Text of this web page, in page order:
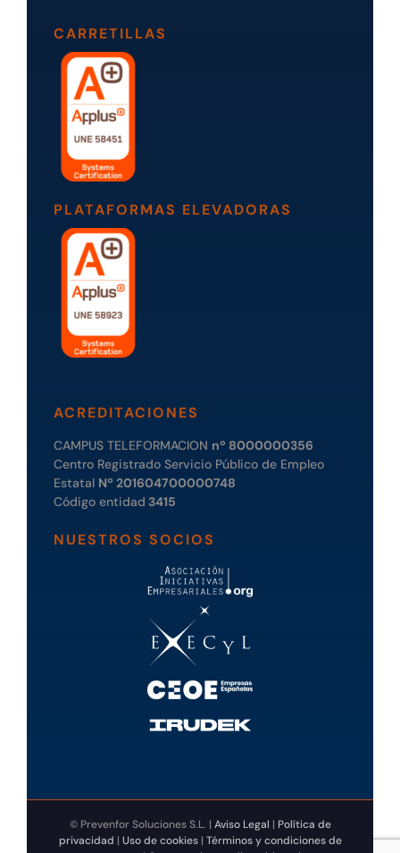
CARRETILLAS
PLATAFORMAS ELEVADORAS
ACREDITACIONES
CAMPUS TELEFORMACION nº 8000000356
Centro Registrado Servicio Público de Empleo
Estatal Nº 201604700000748
Código entidad 3415
NUESTROS SOCIOS
© Prevenfor Soluciones S.L. | Aviso Legal | Política de
privacidad | Uso de cookies| Términos y condiciones de